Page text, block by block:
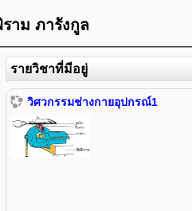
าม ภารังกูล
รายวิชาที่มีอยู่
วิศวกรรมช่างกายอุปกรณ์1